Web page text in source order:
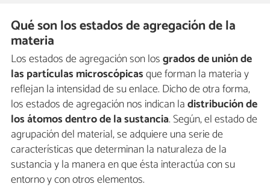
Qué son los estados de agregación de la
materia
Los estados de agregación son losgrados de uniónde
las partículas microscópicasque forman la materia y
reflejan la intensidad de su enlace. Dicho de otra forma,
los estados de agregación nos indican ladistribución de
los átomos dentro de la sustancia. Según, el estado de
agrupación del material, se adquiere una serie de
características que determinan la naturaleza de la
sustancia y la manera en que ésta interactúa con su
entorno y con otros elementos.